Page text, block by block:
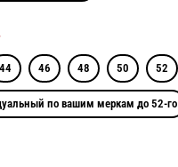
44 46 48 50 52
по вашим меркам до 52-го